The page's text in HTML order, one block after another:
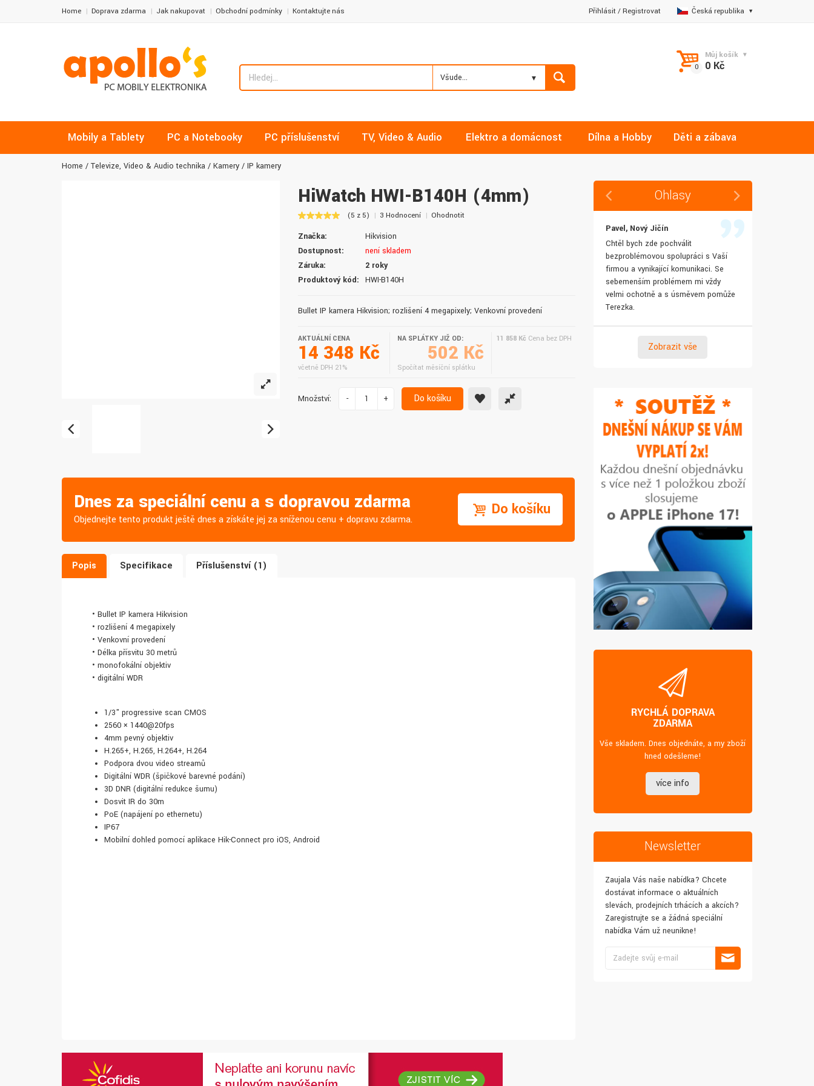
Home Doprava zdarma Jak nakupovat Obchodní podmínky Kontaktujte nás Česká republika
Přihlásit/Registrovat
Všude...
Můj košík
0 Kč
Mobily a Tablety PC a Notebooky PC příslušenství TV, Video & Audio Elektro a domácnost Dílna a Hobby Děti a zábava
Home Televize, Video & Audio technika Kamery IP kamery
HiWatch HWI-B140H (4mm)
(5 z 5) 3 Hodnocení Ohodnotit
Značka:
Hikvision
Dostupnost:
není skladem
Záruka:
2 roky
Produktový kód:
HWI-B140H
Bullet IP kamera Hikvision; rozlišení 4 megapixely; Venkovní provedení
AKTUÁLNÍ CENA
14 348 Kč
včetně DPH 21%
NA SPLÁTKY JIŽ OD:
502 Kč
Spočítat měsíční splátku
11 858 Kč Cena bez DPH
Množství: - + Do košíku
Dnes za speciální cenu a s dopravou zdarma
Objednejte tento produkt ještě dnes a získáte jej za sníženou cenu + dopravu zdarma.
Do košíku
Popis Specifikace Příslušenství (1)
• Bullet IP kamera Hikvision
• rozlišení 4 megapixely
• Venkovní provedení
• Délka přísvitu 30 metrů
• monofokální objektiv
• digitální WDR
1/3" progressive scan CMOS
2560 × 1440@20fps
4mm pevný objektiv
H.265+, H.265, H.264+, H.264
Podpora dvou video streamů
Digitální WDR (špičkové barevné podání)
3D DNR (digitální redukce šumu)
Dosvit IR do 30m
PoE (napájení po ethernetu)
IP67
Mobilní dohled pomocí aplikace Hik-Connect pro iOS, Android
Ohlasy
vždy v pořádku. Vše skladem a za
normální ceny. Třešničkou na dortu je
doručení do druhého dne.
Pavel, Nový Jičín
Chtěl bych zde pochválit
bezproblémovou spolupráci s Vaší
firmou a vynikající komunikaci. Se
sebemenším problémem mi vždy
velmi ochotně a s úsměvem pomůže
Terezka.
Zobrazit vše
RYCHLÁ DOPRAVA
ZDARMA
Vše skladem. Dnes objednáte, a my zboží
hned odešleme!
více info
Newsletter
Zaujala Vás naše nabídka? Chcete
dostávat informace o aktuálních
slevách, prodejních trhácích a akcích?
Zaregistrujte se a žádná speciální
nabídka Vám už neunikne!